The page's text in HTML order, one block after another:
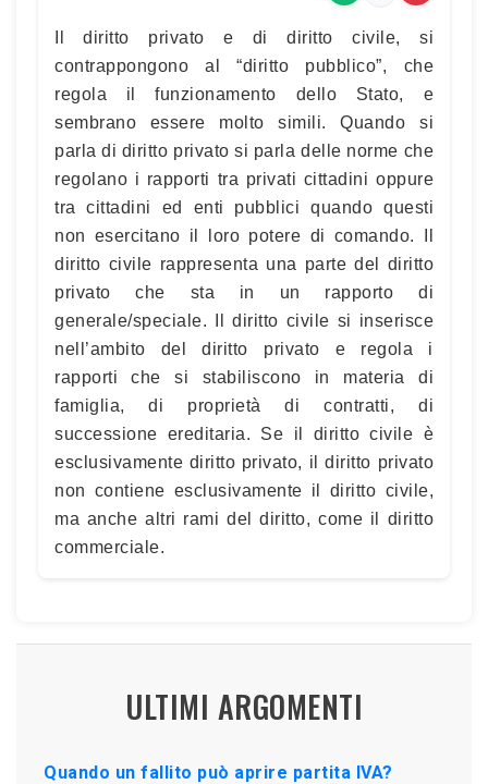
Il diritto privato e di diritto civile, si
contrappongono al “diritto pubblico”, che
regola il funzionamento dello Stato, e
sembrano essere molto simili. Quando si
parla di diritto privato si parla delle norme che
regolano i rapporti tra privati cittadini oppure
tra cittadini ed enti pubblici quando questi
non esercitano il loro potere di comando. Il
diritto civile rappresenta una parte del diritto
privato che sta in un rapporto di
generale/speciale. Il diritto civile si inserisce
nell’ambito del diritto privato e regola i
rapporti che si stabiliscono in materia di
famiglia, di proprietà di contratti, di
successione ereditaria. Se il diritto civile è
esclusivamente diritto privato, il diritto privato
non contiene esclusivamente il diritto civile,
ma anche altri rami del diritto, come il diritto
commerciale.
ULTIMI ARGOMENTI
Quando un fallito può aprire partita IVA?